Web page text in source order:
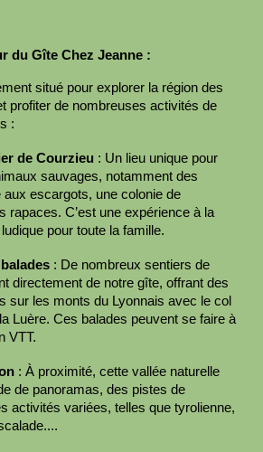
du Gîte Chez Jeanne :
situé pour explorer la région des
profiter de nombreuses activités de
:
de Courzieu : Un lieu unique pour
sauvages, notamment des
aux escargots, une colonie de
rapaces. C’est une expérience à la
pour toute la famille.
: De nombreux sentiers de
directement de notre gîte, offrant des
sur les monts du Lyonnais avec le col
Luère. Ces balades peuvent se faire à
VTT.
: À proximité, cette vallée naturelle
de panoramas, des pistes de
activités variées, telles que tyrolienne,